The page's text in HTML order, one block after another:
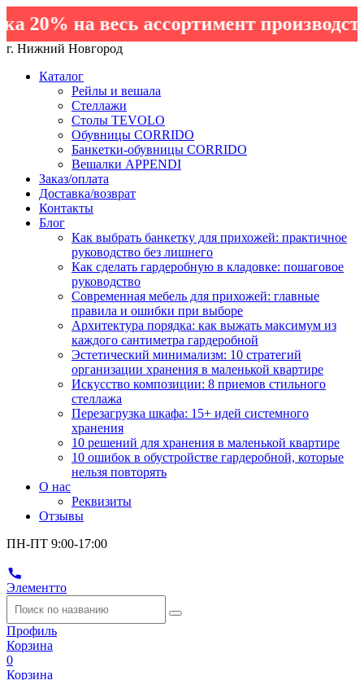
на весь ассортимент
г. Нижний Новгород
Каталог
Рейлы и вешала
Стеллажи
Столы TEVOLO
Обувницы CORRIDO
Банкетки-обувницы CORRIDO
Вешалки APPENDI
Заказ/оплата
Доставка/возврат
Контакты
Блог
Как выбрать банкетку для прихожей: практичное
руководство без лишнего
Как сделать гардеробную в кладовке: пошаговое
руководство
Современная мебель для прихожей: главные
правила и ошибки при выборе
Архитектура порядка: как выжать максимум из
каждого сантиметра гардеробной
Эстетический минимализм: 10 стратегий
организации хранения в маленькой квартире
Искусство композиции: 8 приемов стильного
стеллажа
Перезагрузка шкафа: 15+ идей системного
хранения
10 решений для хранения в маленькой квартире
10 ошибок в обустройстве гардеробной, которые
нельзя повторять
О нас
Реквизиты
Отзывы
ПН-ПТ 9:00-17:00
Элементто
Профиль
Корзина
0
Корзина